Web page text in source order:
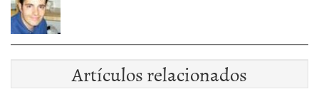
Artículos relacionados